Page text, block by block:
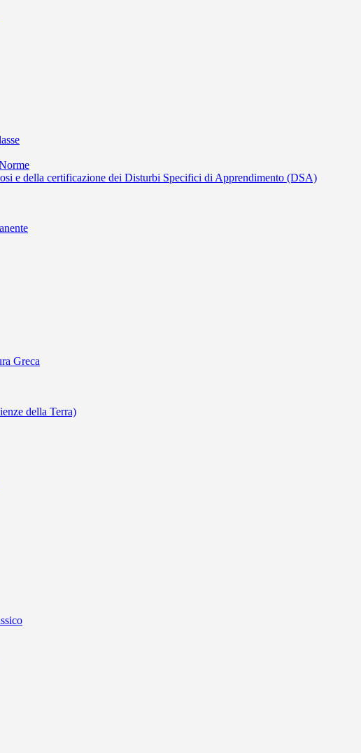
e della certificazione dei Disturbi Specifici di Apprendimento (DSA)
Greca
della Terra)